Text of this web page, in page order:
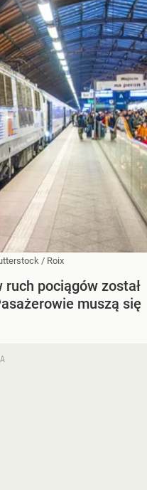
/ Roix
pociągów został
muszą się